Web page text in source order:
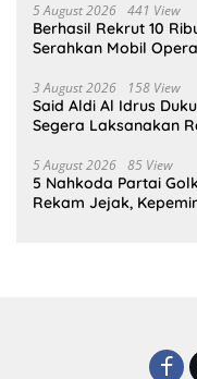
5 August 2026 441 View
Berhasil Rekrut 10
Serahkan Mobil
3 August 2026 158 View
Said Aldi Al Idrus
Segera Laksanakan
5 August 2026 85 View
5 Nahkoda Partai
Rekam Jejak,